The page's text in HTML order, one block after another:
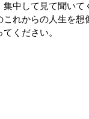
中して見て聞いて
れからの人生を想
ください。